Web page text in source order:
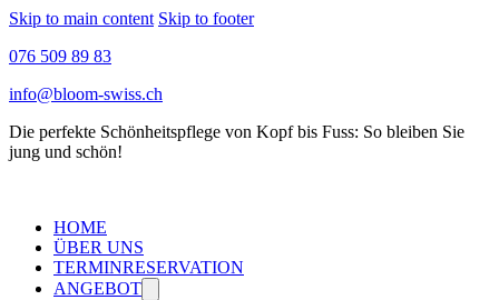
Skip to main content Skip to footer
076 509 89 83
info@bloom-swiss.ch
Die perfekte Schönheitspflege von Kopf bis Fuss: So bleiben Sie
jung und schön!
HOME
ÜBER UNS
TERMINRESERVATION
ANGEBOT